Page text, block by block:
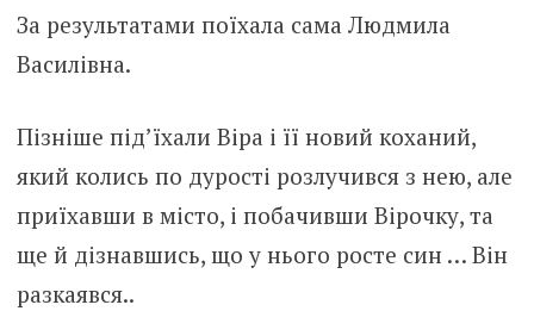
За результатами поїхала сама Людмила
Василівна.
Пізніше під’їхали Віра і її новий коханий,
який колись по дурості розлучився з нею, але
приїхавши в місто, і побачивши Вірочку, та
ще й дізнавшись, що у нього росте син … Він
разкаявся..